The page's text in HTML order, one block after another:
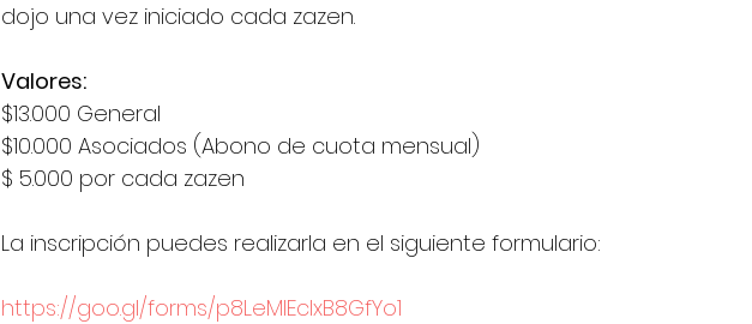
dojo una vez iniciado cada zazen.
Valores:
$13.000 General
$10.000 Asociados (Abono de cuota mensual)
$ 5.000 por cada zazen
La inscripción puedes realizarla en el siguiente formulario:
https://goo.gl/forms/p8LeMlEcIxB8GfYo1